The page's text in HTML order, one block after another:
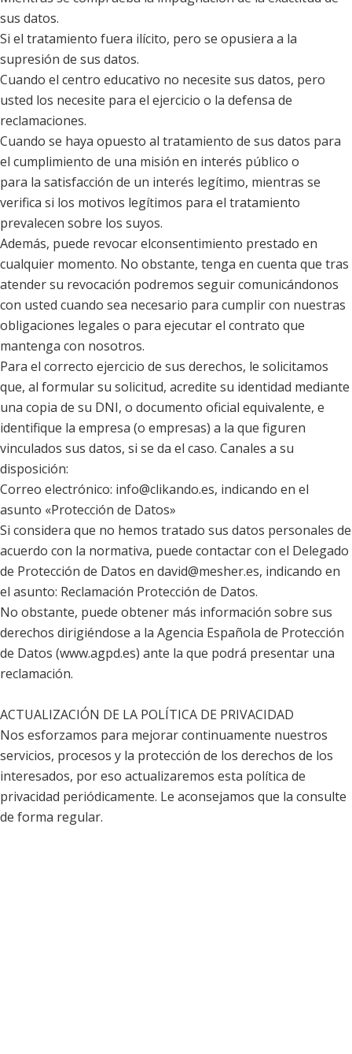
sus datos.
Si el tratamiento fuera ilícito, pero se opusiera a la
supresión de sus datos.
Cuando el centro educativo no necesite sus datos, pero
usted los necesite para el ejercicio o la defensa de
reclamaciones.
Cuando se haya opuesto al tratamiento de sus datos para
el cumplimiento de una misión en interés público o
para la satisfacción de un interés legítimo, mientras se
verifica si los motivos legítimos para el tratamiento
prevalecen sobre los suyos.
Además, puede revocar elconsentimiento prestado en
cualquier momento. No obstante, tenga en cuenta que tras
atender su revocación podremos seguir comunicándonos
con usted cuando sea necesario para cumplir con nuestras
obligaciones legales o para ejecutar el contrato que
mantenga con nosotros.
Para el correcto ejercicio de sus derechos, le solicitamos
que, al formular su solicitud, acredite su identidad mediante
una copia de su DNI, o documento oficial equivalente, e
identifique la empresa (o empresas) a la que figuren
vinculados sus datos, si se da el caso. Canales a su
disposición:
Correo electrónico: info@clikando.es, indicando en el
asunto «Protección de Datos»
Si considera que no hemos tratado sus datos personales de
acuerdo con la normativa, puede contactar con el Delegado
de Protección de Datos en david@mesher.es, indicando en
el asunto: Reclamación Protección de Datos.
No obstante, puede obtener más información sobre sus
derechos dirigiéndose a la Agencia Española de Protección
de Datos (www.agpd.es) ante la que podrá presentar una
reclamación.
ACTUALIZACIÓN DE LA POLÍTICA DE PRIVACIDAD
Nos esforzamos para mejorar continuamente nuestros
servicios, procesos y la protección de los derechos de los
interesados, por eso actualizaremos esta política de
privacidad periódicamente. Le aconsejamos que la consulte
de forma regular.